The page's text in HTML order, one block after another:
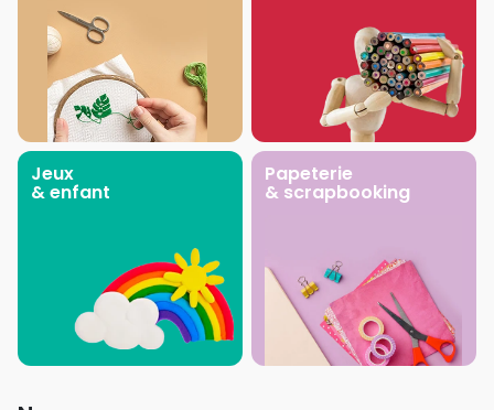
Jeux
& enfant
Papeterie
& scrapbooking